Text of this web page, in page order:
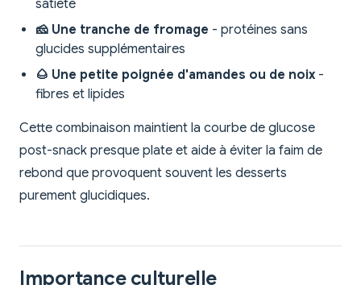
satiété
🧀 Une tranche de fromage - protéines sans
glucides supplémentaires
🌰 Une petite poignée d'amandes ou de noix -
fibres et lipides
Cette combinaison maintient la courbe de glucose
post-snack presque plate et aide à éviter la faim de
rebond que provoquent souvent les desserts
purement glucidiques.
Importance culturelle